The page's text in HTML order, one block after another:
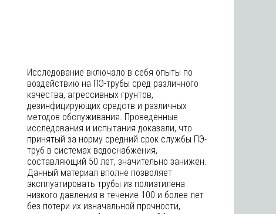
Исследование включало в себя опыты по
воздействию на ПЭ-трубы сред различного
качества, агрессивных грунтов,
дезинфицирующих средств и различных
методов обслуживания. Проведенные
исследования и испытания доказали, что
принятый за норму средний срок службы ПЭ-
труб в системах водоснабжения,
составляющий 50 лет, значительно занижен.
Данный материал вполне позволяет
эксплуатировать трубы из полиэтилена
низкого давления в течение 100 и более лет
без потери их изначальной прочности,